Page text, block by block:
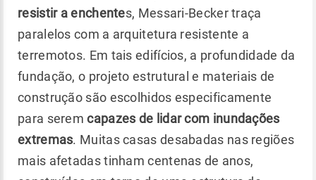
resistir a enchentes, Messari-Becker traça
paralelos com a arquitetura resistente a
terremotos. Em tais edifícios, a profundidade da
fundação, o projeto estrutural e materiais de
construção são escolhidos especificamente
para seremcapazes de lidar com inundações
extremas. Muitas casas desabadas nas regiões
mais afetadas tinham centenas de anos,